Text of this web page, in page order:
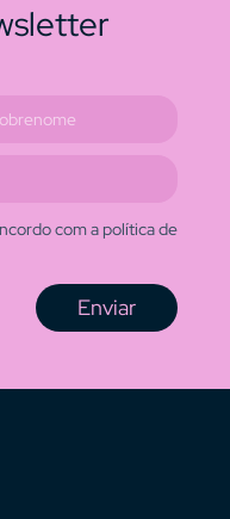
com a política de
Enviar